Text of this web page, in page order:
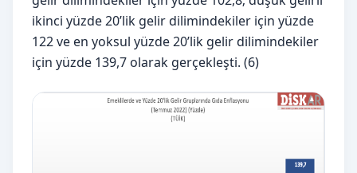
ikinci yüzde 20’lik gelir dilimindekiler için yüzde
122 ve en yoksul yüzde 20’lik gelir dilimindekiler
için yüzde 139,7 olarak gerçekleşti. (6)